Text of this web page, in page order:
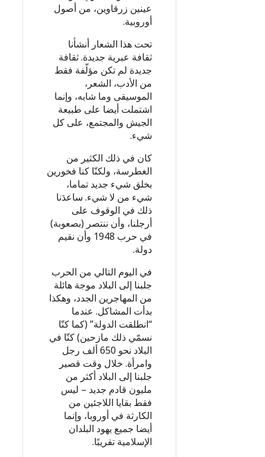
عينين زرقاوين، من أصول
أوروبية.
تحت هذا الشعار أنشأنا
ثقافة عبرية جديدة. ثقافة
جديدة لم تكن مؤلّفة فقط
من الأدب، الشعر،
الموسيقى وما شابه، وإنما
اشتملت أيضا على طبيعة
الجيش والمجتمع، على كل
شيء.
كان في ذلك الكثير من
الغطرسة، ولكنّا كنا فخورين
بخلق شيء جديد تماما،
شيء من لا شيء. ساعدَنا
ذلك في الوقوف على
أرجلنا، وأن ننتصر (بصعوبة)
في حرب 1948 وأن نقيم
دولة.
في اليوم التالي من الحرب
جلبنا إلى البلاد موجة هائلة
من المهاجرين الجدد، وهكذا
بدأت المشاكل. عندما
“انطلقت الدولة” (كما كنّا
نسمّي ذلك مازحين) كنّا في
البلاد نحو 650 ألف رجل
وامرأة. خلال وقت قصير
جلبنا إلى البلاد أكثر من
مليون قادم جديد – ليس
فقط بقايا اللاجئين من
الكارثة في أوروبا، وإنما
أيضا جميع يهود البلدان
الإسلامية تقريبًا.